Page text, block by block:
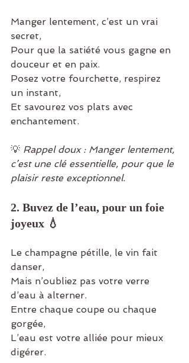
Manger lentement, c’est un vrai
secret,
Pour que la satiété vous gagne en
douceur et en paix.
Posez votre fourchette, respirez
un instant,
Et savourez vos plats avec
enchantement.
💡 Rappel doux : Manger lentement,
c’est une clé essentielle, pour que le
plaisir reste exceptionnel.
2. Buvez de l’eau, pour un foie
joyeux 💧
Le champagne pétille, le vin fait
danser,
Mais n’oubliez pas votre verre
d’eau à alterner.
Entre chaque coupe ou chaque
gorgée,
L’eau est votre alliée pour mieux
digérer.